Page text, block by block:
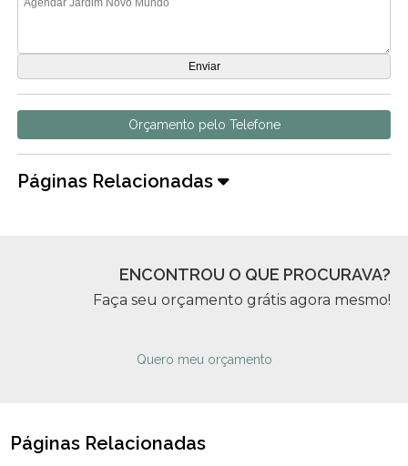
Orçamento pelo Telefone
Páginas Relacionadas
ENCONTROU O QUE PROCURAVA?
Faça seu orçamento grátis agora mesmo!
Quero meu orçamento
Páginas Relacionadas